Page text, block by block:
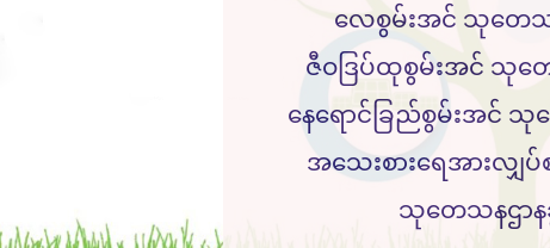
လေစွမ်းအင် သုတေသ
ဇီဝဒြပ်ထုစွမ်းအင် သုတ
နေရောင်ခြည်စွမ်းအင် သု
အသေးစားရေအားလျှ
သုတေသနဌာန